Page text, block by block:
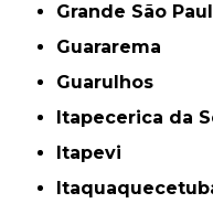
Grande São
Guararema
Guarulhos
Itapecerica da
Itapevi